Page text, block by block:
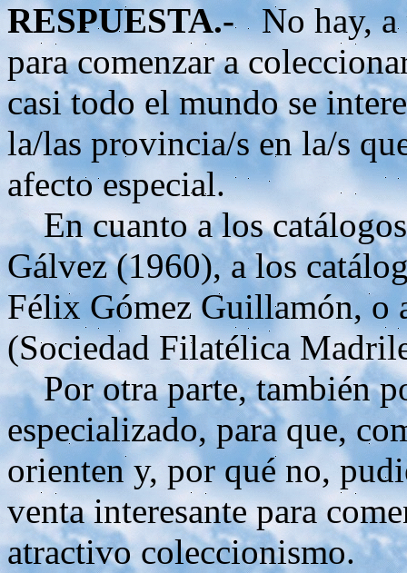
RESPUESTA.-No hay, a
para comenzar a
casi todo el mundo se
la/las provincia/s en la/s
afecto especial.
En cuanto a los
Gálvez (1960), a los
Félix Gómez Guillamón, o
(Sociedad Filatélica
Por otra parte, también
especializado, para que,
orienten y, por qué no,
venta interesante para
atractivo coleccionismo.